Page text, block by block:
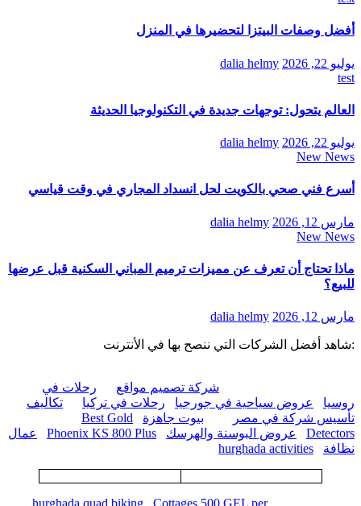
أفضل وصفات البيتزا لتحضيرها في المنزل
يوليو 22, 2026
dalia helmy
test
العالم يتحول: توجهات جديدة في التكنولوجيا الحديثة
يوليو 22, 2026
dalia helmy
New News
أسرع فني صحي بالكويت لحل انسداد المجاري في وقت قياسي
مارس 12, 2026
dalia helmy
New News
ماذا تحتاج أن تعرف عن مميزات ترميم المباني السكنية قبل عرضها
للبيع؟
مارس 12, 2026 dalia helmy
:شاهد أفضل الشركات التي ننصح بها في الأنترنت
شركة تصميم مواقع
رحلات في
روسيا
عروض سياحية في جورجيا رحلات في تركيا
تكاليف
تأسيس شركة في مصر
بيوت جاهزة
Best Gold
Detectors
عروض البوسنة والهرسك Phoenix KS 800 Plus
عمال
نظافة
hurghada activities